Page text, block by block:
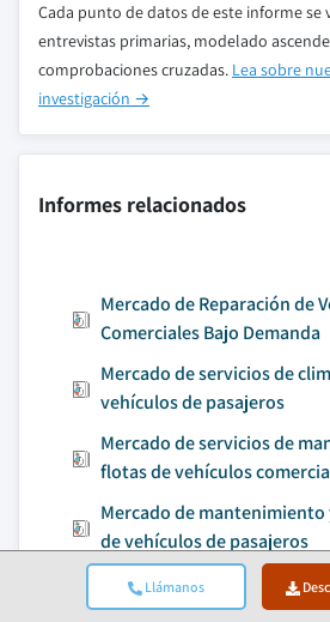
Llámanos
Cada punto de datos de este informe se
entrevistas primarias, modelado
comprobaciones cruzadas. Lea sobre
investigación →
Informes relacionados
Mercado de Reparación de
Comerciales Bajo Demanda
Mercado de servicios de
vehículos de pasajeros
Mercado de servicios de
flotas de vehículos
Mercado de
de vehículos de pasajeros